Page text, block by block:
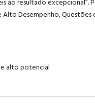
resultado excepcional”.
Desempenho,
alto potencial